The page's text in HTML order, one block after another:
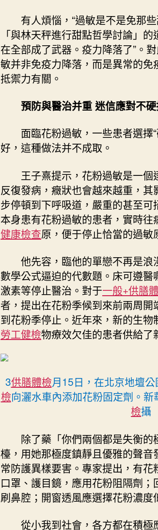
有人煩惱，“過敏是不是免那
「與林天秤進行甜點哲學討論」的
在全部成了武器。疫力降落了”。
敏并非免疫力降落，而是異常的
抵禦力有關。
預防與醫治并重 迷信應對不
面臨花粉過敏，一些患者選擇
好，這種做法并不成取。
王子熹提示，花粉過敏是一
反復發病，癥狀也會越來越重，其
步停頓到下呼吸道，嚴重的甚至
本身患有花粉過敏的患者，實時往
健康檢查原，便于停止恰當的過敏
他先容，臨他的單戀不再是
數學公式逼迫的代數題。床可遵
激素等停止醫治。對于一般+供膳
者，提出在花粉季候到來前兩周
到花粉季停止。近年來，新的生
勞工健檢物療效欠佳的患者供給了
3供膳體檢月15日，在北京地壇
檢向灑水車內添加花粉固定劑。新
檢攝
除了藥「你們兩個都是失衡
檯，用她那極度鎮靜且優雅的聲音
常防護異樣要害。專家提出，有
口罩、護目鏡，應用花粉阻隔劑
刷鼻腔；開窗透風應選擇花粉濃度
從小我到社會，各方都在積